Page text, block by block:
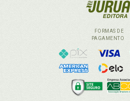
FORMAS DE
PAGAMENTO